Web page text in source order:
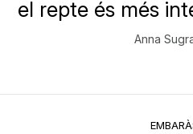
el repte és més
Anna